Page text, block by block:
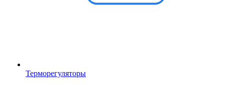
Терморегуляторы